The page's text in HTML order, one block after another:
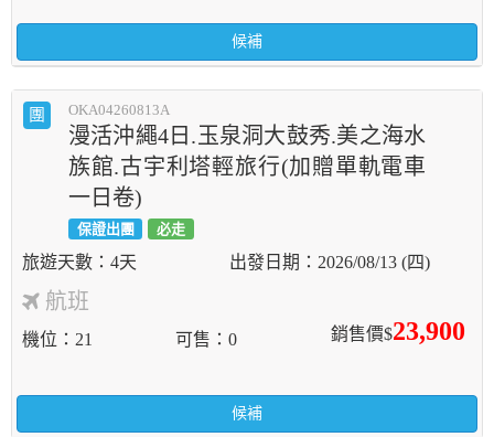
候補
團 OKA04260813A
漫活沖繩4日.玉泉洞大鼓秀.美之海水
族館.古宇利塔輕旅行(加贈單軌電車
一日卷)
保證出團 必走
4天 2026/08/13 (四)
航班
銷售價$23,900
機位 21 可售 0
候補